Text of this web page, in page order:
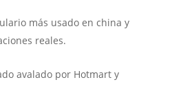
más usado en china y
reales.
avalado por Hotmart y